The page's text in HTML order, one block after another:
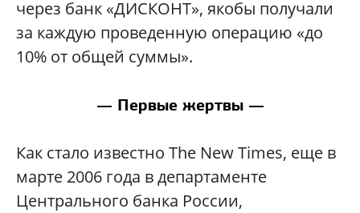
через банк «ДИСКОНТ», якобы получали
за каждую проведенную операцию «до
10% от общей суммы».
— Первые жертвы —
Как стало известно The New Times, еще в
марте 2006 года в департаменте
Центрального банка России,